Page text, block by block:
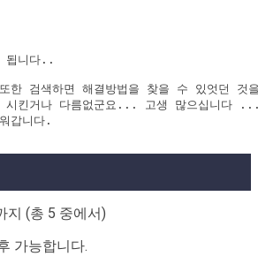
됩니다..
또한 검색하면 해결방법을 찾을 수 있엇던
시킨거나 다름없군요... 고생 많으십니다
갑니다.
지 (총 5 중에서)
가능합니다.